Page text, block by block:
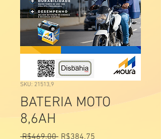
SKU: 21513,9
BATERIA MOTO
8,6AH
R$469.00 Regular
R$384.75